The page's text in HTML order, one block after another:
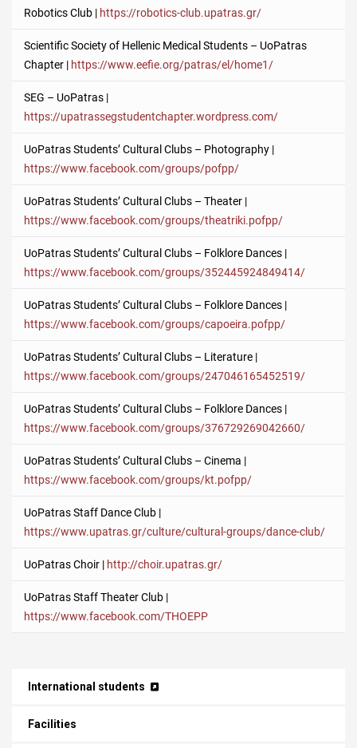
Robotics Club | https://robotics-club.upatras.gr/
Scientific Society of Hellenic Medical Students – UoPatras
Chapter | https://www.eefie.org/patras/el/home1/
SEG – UoPatras |
https://upatrassegstudentchapter.wordpress.com/
UoPatras Students’ Cultural Clubs – Photography |
https://www.facebook.com/groups/pofpp/
UoPatras Students’ Cultural Clubs – Theater |
https://www.facebook.com/groups/theatriki.pofpp/
UoPatras Students’ Cultural Clubs – Folklore Dances |
https://www.facebook.com/groups/352445924849414/
UoPatras Students’ Cultural Clubs – Folklore Dances |
https://www.facebook.com/groups/capoeira.pofpp/
UoPatras Students’ Cultural Clubs – Literature |
https://www.facebook.com/groups/247046165452519/
UoPatras Students’ Cultural Clubs – Folklore Dances |
https://www.facebook.com/groups/376729269042660/
UoPatras Students’ Cultural Clubs – Cinema |
https://www.facebook.com/groups/kt.pofpp/
UoPatras Staff Dance Club |
https://www.upatras.gr/culture/cultural-groups/dance-club/
UoPatras Choir | http://choir.upatras.gr/
UoPatras Staff Theater Club |
https://www.facebook.com/THOEPP
International students
Facilities